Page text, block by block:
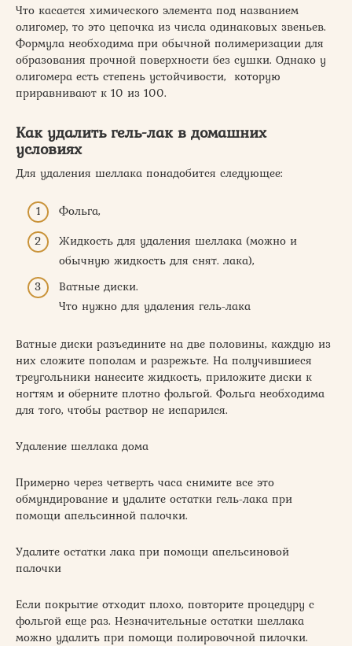
Что касается химического элемента под названием
олигомер, то это цепочка из числа одинаковых звеньев.
Формула необходима при обычной полимеризации для
образования прочной поверхности без сушки. Однако у
олигомера есть степень устойчивости, которую
приравнивают к 10 из 100.
Как удалить гель-лак в домашних
условиях
Для удаления шеллака понадобится следующее:
Фольга,
Жидкость для удаления шеллака (можно и
обычную жидкость для снят. лака),
Ватные диски.
Что нужно для удаления гель-лака
Ватные диски разъедините на две половины, каждую из
них сложите пополам и разрежьте. На получившиеся
треугольники нанесите жидкость, приложите диски к
ногтям и оберните плотно фольгой. Фольга необходима
для того, чтобы раствор не испарился.
Удаление шеллака дома
Примерно через четверть часа снимите все это
обмундирование и удалите остатки гель-лака при
помощи апельсинной палочки.
Удалите остатки лака при помощи апельсиновой
палочки
Если покрытие отходит плохо, повторите процедуру с
фольгой еще раз. Незначительные остатки шеллака
можно удалить при помощи полировочной пилочки.